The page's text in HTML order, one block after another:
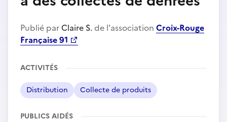
Publié par Claire S. de l'association Croix-Rouge
Française 91
ACTIVITÉS
Distribution Collecte de produits
PUBLICS AIDÉS